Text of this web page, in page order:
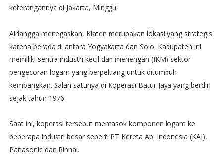
keterangannya di Jakarta, Minggu.
Airlangga menegaskan, Klaten merupakan lokasi yang strategis
karena berada di antara Yogyakarta dan Solo. Kabupaten ini
memiliki sentra industri kecil dan menengah (IKM) sektor
pengecoran logam yang berpeluang untuk ditumbuh
kembangkan. Salah satunya di Koperasi Batur Jaya yang berdiri
sejak tahun 1976.
Saat ini, koperasi tersebut memasok komponen logam ke
beberapa industri besar seperti PT Kereta Api Indonesia (KAI),
Panasonic dan Rinnai.